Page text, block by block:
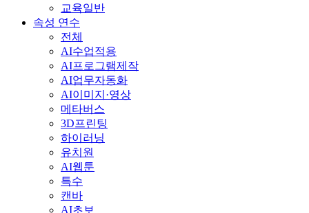
교육일반
속성 연수
전체
AI수업적용
AI프로그램제작
AI업무자동화
AI이미지·영상
메타버스
3D프린팅
하이러닝
유치원
AI웹툰
특수
캔바
AI초보